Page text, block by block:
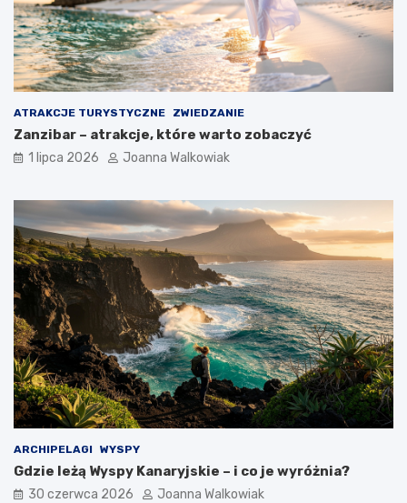
ATRAKCJE TURYSTYCZNE ZWIEDZANIE
Zanzibar – atrakcje, które warto zobaczyć
1 lipca 2026 Joanna Walkowiak
ARCHIPELAGI WYSPY
Gdzie leżą Wyspy Kanaryjskie – i co je wyróżnia?
30 czerwca 2026 Joanna Walkowiak